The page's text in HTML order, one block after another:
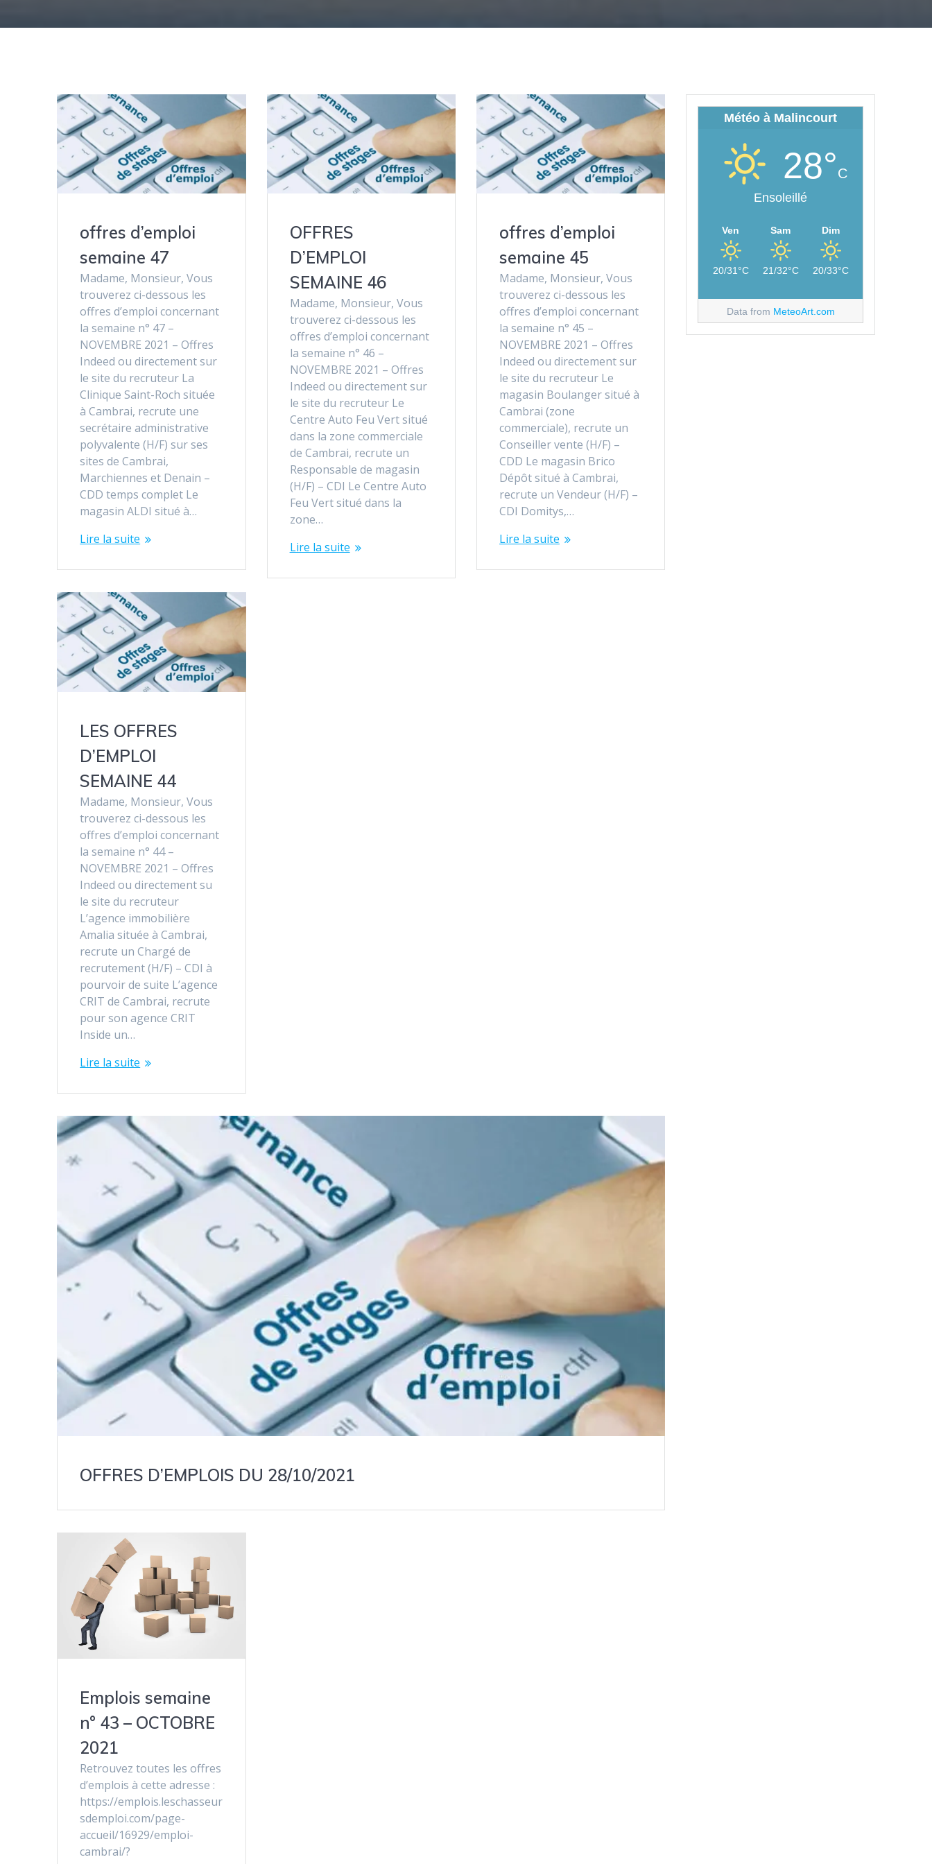
offres d’emploi
semaine 47
Madame, Monsieur, Vous
trouverez ci-dessous les
offres d’emploi concernant
la semaine n° 47 –
NOVEMBRE 2021 – Offres
Indeed ou directement sur
le site du recruteur La
Clinique Saint-Roch située
à Cambrai, recrute une
secrétaire administrative
polyvalente (H/F) sur ses
sites de Cambrai,
Marchiennes et Denain –
CDD temps complet Le
magasin ALDI situé à…
Lire la suite
OFFRES
D’EMPLOI
SEMAINE 46
Madame, Monsieur, Vous
trouverez ci-dessous les
offres d’emploi concernant
la semaine n° 46 –
NOVEMBRE 2021 – Offres
Indeed ou directement sur
le site du recruteur Le
Centre Auto Feu Vert situé
dans la zone commerciale
de Cambrai, recrute un
Responsable de magasin
(H/F) – CDI Le Centre Auto
Feu Vert situé dans la
zone…
Lire la suite
offres d’emploi
semaine 45
Madame, Monsieur, Vous
trouverez ci-dessous les
offres d’emploi concernant
la semaine n° 45 –
NOVEMBRE 2021 – Offres
Indeed ou directement sur
le site du recruteur Le
magasin Boulanger situé à
Cambrai (zone
commerciale), recrute un
Conseiller vente (H/F) –
CDD Le magasin Brico
Dépôt situé à Cambrai,
recrute un Vendeur (H/F) –
CDI Domitys,…
Lire la suite
LES OFFRES
D’EMPLOI
SEMAINE 44
Madame, Monsieur, Vous
trouverez ci-dessous les
offres d’emploi concernant
la semaine n° 44 –
NOVEMBRE 2021 – Offres
Indeed ou directement su
le site du recruteur
L’agence immobilière
Amalia située à Cambrai,
recrute un Chargé de
recrutement (H/F) – CDI à
pourvoir de suite L’agence
CRIT de Cambrai, recrute
pour son agence CRIT
Inside un…
Lire la suite
OFFRES D’EMPLOIS DU 28/10/2021
Emplois semaine
n° 43 – OCTOBRE
2021
Retrouvez toutes les offres
d’emplois à cette adresse :
https://emplois.leschasseur
sdemploi.com/page-
accueil/16929/emploi-
cambrai/?
Météo à Malincourt
28°C
Ensoleillé
Ven
20/31°C
Sam
21/32°C
Dim
20/33°C
Data from MeteoArt.com